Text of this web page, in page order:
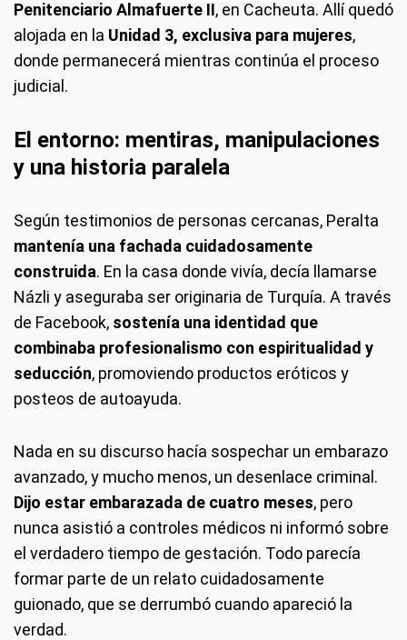
Penitenciario Almafuerte II, en Cacheuta. Allí quedó
alojada en la Unidad 3, exclusiva para mujeres,
donde permanecerá mientras continúa el proceso
judicial.
El entorno: mentiras, manipulaciones
y una historia paralela
Según testimonios de personas cercanas, Peralta
mantenía una fachada cuidadosamente
construida. En la casa donde vivía, decía llamarse
Názli y aseguraba ser originaria de Turquía. A través
de Facebook, sostenía una identidad que
combinaba profesionalismo con espiritualidad y
seducción, promoviendo productos eróticos y
posteos de autoayuda.
Nada en su discurso hacía sospechar un embarazo
avanzado, y mucho menos, un desenlace criminal.
Dijo estar embarazada de cuatro meses, pero
nunca asistió a controles médicos ni informó sobre
el verdadero tiempo de gestación. Todo parecía
formar parte de un relato cuidadosamente
guionado, que se derrumbó cuando apareció la
verdad.